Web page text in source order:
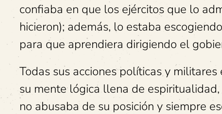
confiaba en que los ejércitos que lo
hicieron); además, lo estaba
para que aprendiera dirigiendo el
Todas sus acciones políticas y
su mente lógica llena de
no abusaba de su posición y siempre